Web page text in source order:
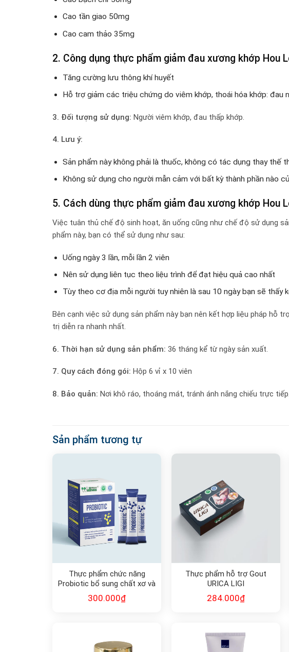
Cao tần giao 50mg
Cao cam thảo 35mg
2. Công dụng thực phẩm giảm đau xương khớp Hou
Tăng cường lưu thông khí huyết
Hỗ trợ giảm các triệu chứng do viêm khớp, thoái hóa khớp:
3. Đối tượng sử dụng: Người viêm khớp, đau thấp khớp.
4. Lưu ý:
Sản phẩm này không phải là thuốc, không có tác dụng thay thế
Không sử dụng cho người mẫn cảm với bất kỳ thành phần nào
5. Cách dùng thực phẩm giảm đau xương khớp Hou
Việc tuân thủ chế độ sinh hoạt, ăn uống cũng như chế độ sử dụng
phẩm này, bạn có thể sử dụng như sau:
Uống ngày 3 lần, mỗi lần 2 viên
Nên sử dụng liên tục theo liệu trình để đạt hiệu quả cao nhất
Tùy theo cơ địa mỗi người tuy nhiên là sau 10 ngày bạn sẽ
Bên cạnh việc sử dụng sản phẩm này bạn nên kết hợp liệu pháp hỗ
trị diễn ra nhanh nhất.
6. Thời hạn sử dụng sản phẩm: 36 tháng kể từ ngày sản xuất.
7. Quy cách đóng gói: Hộp 6 vỉ x 10 viên
8. Bảo quản: Nơi khô ráo, thoáng mát, tránh ánh nắng chiếu trực tiếp.
Sản phẩm tương tự
Thực phẩm chức năng
Probiotic bổ sung chất xơ và
lợi khuẩn
300.000₫
Thực phẩm hỗ trợ Gout
URICA LIGI
284.000₫